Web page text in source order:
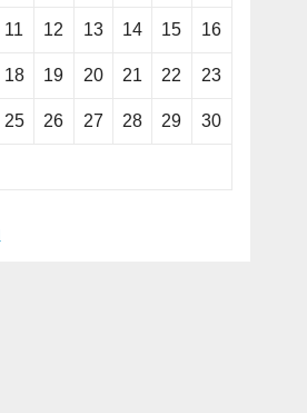
11 12 13 14 15 16
18 19 20 21 22 23
25 26 27 28 29 30